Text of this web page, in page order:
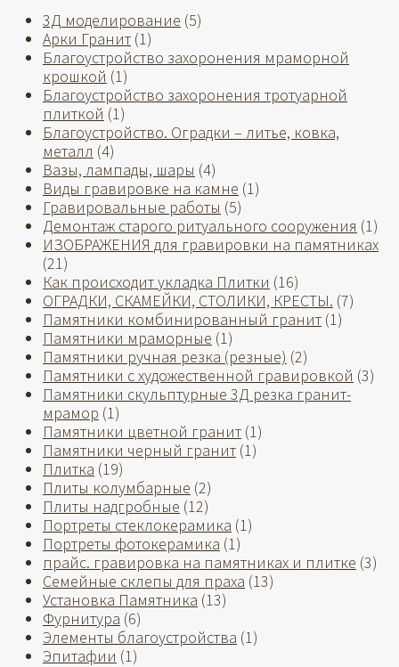
3Д моделирование (5)
Арки Гранит (1)
Благоустройство захоронения мраморной
крошкой (1)
Благоустройство захоронения тротуарной
плиткой (1)
Благоустройство. Оградки – литье, ковка,
металл (4)
Вазы, лампады, шары (4)
Виды гравировке на камне (1)
Гравировальные работы (5)
Демонтаж старого ритуального сооружения (1)
ИЗОБРАЖЕНИЯ для гравировки на памятниках
(21)
Как происходит укладка Плитки (16)
ОГРАДКИ, СКАМЕЙКИ, СТОЛИКИ, КРЕСТЫ. (7)
Памятники комбинированный гранит (1)
Памятники мраморные (1)
Памятники ручная резка (резные) (2)
Памятники с художественной гравировкой (3)
Памятники скульптурные 3Д резка гранит-
мрамор (1)
Памятники цветной гранит (1)
Памятники черный гранит (1)
Плитка (19)
Плиты колумбарные (2)
Плиты надгробные (12)
Портреты стеклокерамика (1)
Портреты фотокерамика (1)
прайс. гравировка на памятниках и плитке (3)
Семейные склепы для праха (13)
Установка Памятника (13)
Фурнитура (6)
Элементы благоустройства (1)
Эпитафии (1)